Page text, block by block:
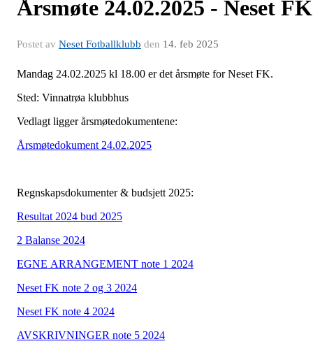
Årsmøte 24.02.2025 - Neset FK
Postet av Neset Fotballklubb den 14. feb 2025
Mandag 24.02.2025 kl 18.00 er det årsmøte for Neset FK.
Sted: Vinnatrøa klubbhus
Vedlagt ligger årsmøtedokumentene:
Årsmøtedokument 24.02.2025
Regnskapsdokumenter & budsjett 2025:
Resultat 2024 bud 2025
2 Balanse 2024
EGNE ARRANGEMENT note 1 2024
Neset FK note 2 og 3 2024
Neset FK note 4 2024
AVSKRIVNINGER note 5 2024